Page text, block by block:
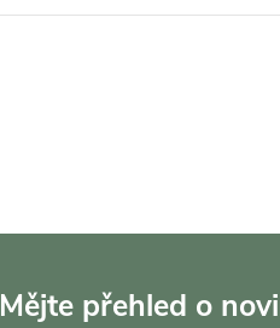
Mějte přehled o